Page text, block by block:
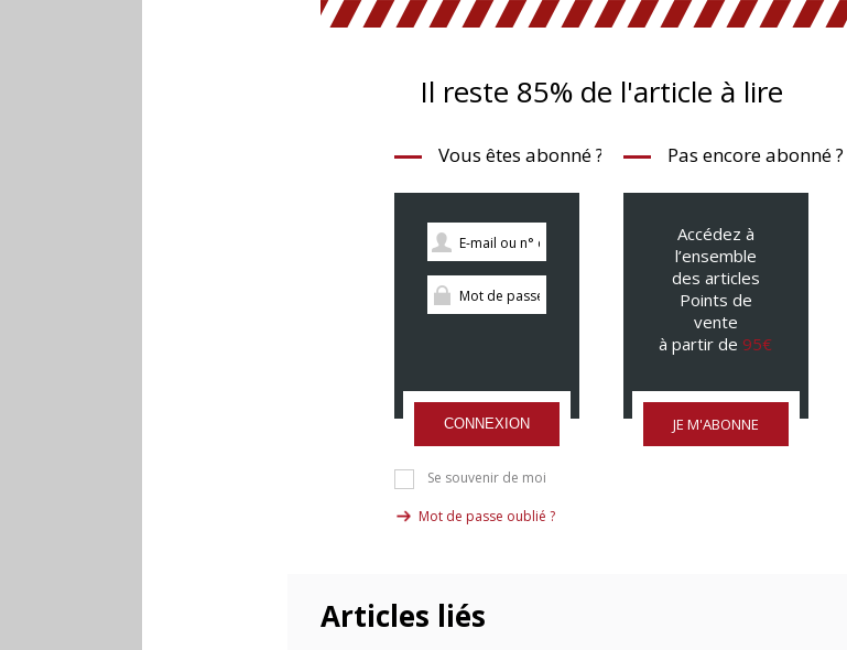
Il reste 85% de l'article à lire
Vous êtes abonné ?
CONNEXION
Se souvenir de moi
Mot de passe oublié ?
Pas encore abonné ?
Accédez à
l’ensemble
des articles
Points de
vente
à partir de 95€
JE M'ABONNE
Articles liés